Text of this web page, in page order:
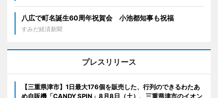
八広で町名誕生60周年祝賀会 小池都知事も祝福
すみだ経済新聞
プレスリリース
【三重県津市】1日最大176個を販売した、行列のできるわたあ
め自販機「CANDY SPIN」8月8日（土）、三重県津市のイオン